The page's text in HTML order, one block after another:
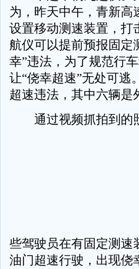
为，昨天中午，青新高
设置移动测速装置，打
航仪可以提前预报固定
幸”违法，为了规范行
让“侥幸超速”无处可逃
超速违法，其中六辆是
通过视频抓拍到的
些驾驶员在有固定测速
油门超速行驶，出现侥